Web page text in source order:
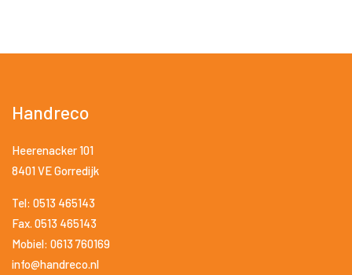
Handreco
Heerenacker 101
8401 VE Gorredijk
Tel: 0513 465143
Fax. 0513 465143
Mobiel: 0613 760169
info@handreco.nl